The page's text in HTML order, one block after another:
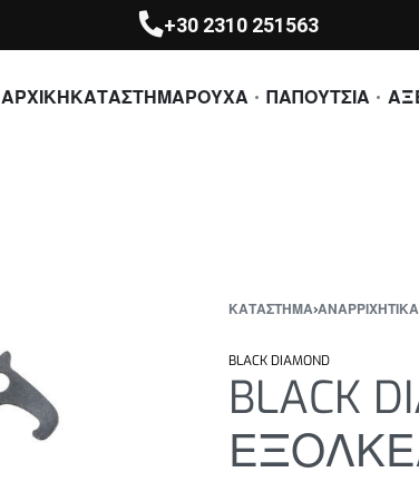
+30 2310 251563
ΑΡΧΙΚΗΚΑΤΑΣΤΗΜΑΡΟΥΧΑ ΠΑΠΟΥΤΣΙΑ
ΚΑΤΆΣΤΗΜΑ›ΑΝΑΡΡΙΧΗΤΙΚΑ
BLACK DIAMOND
BLACK